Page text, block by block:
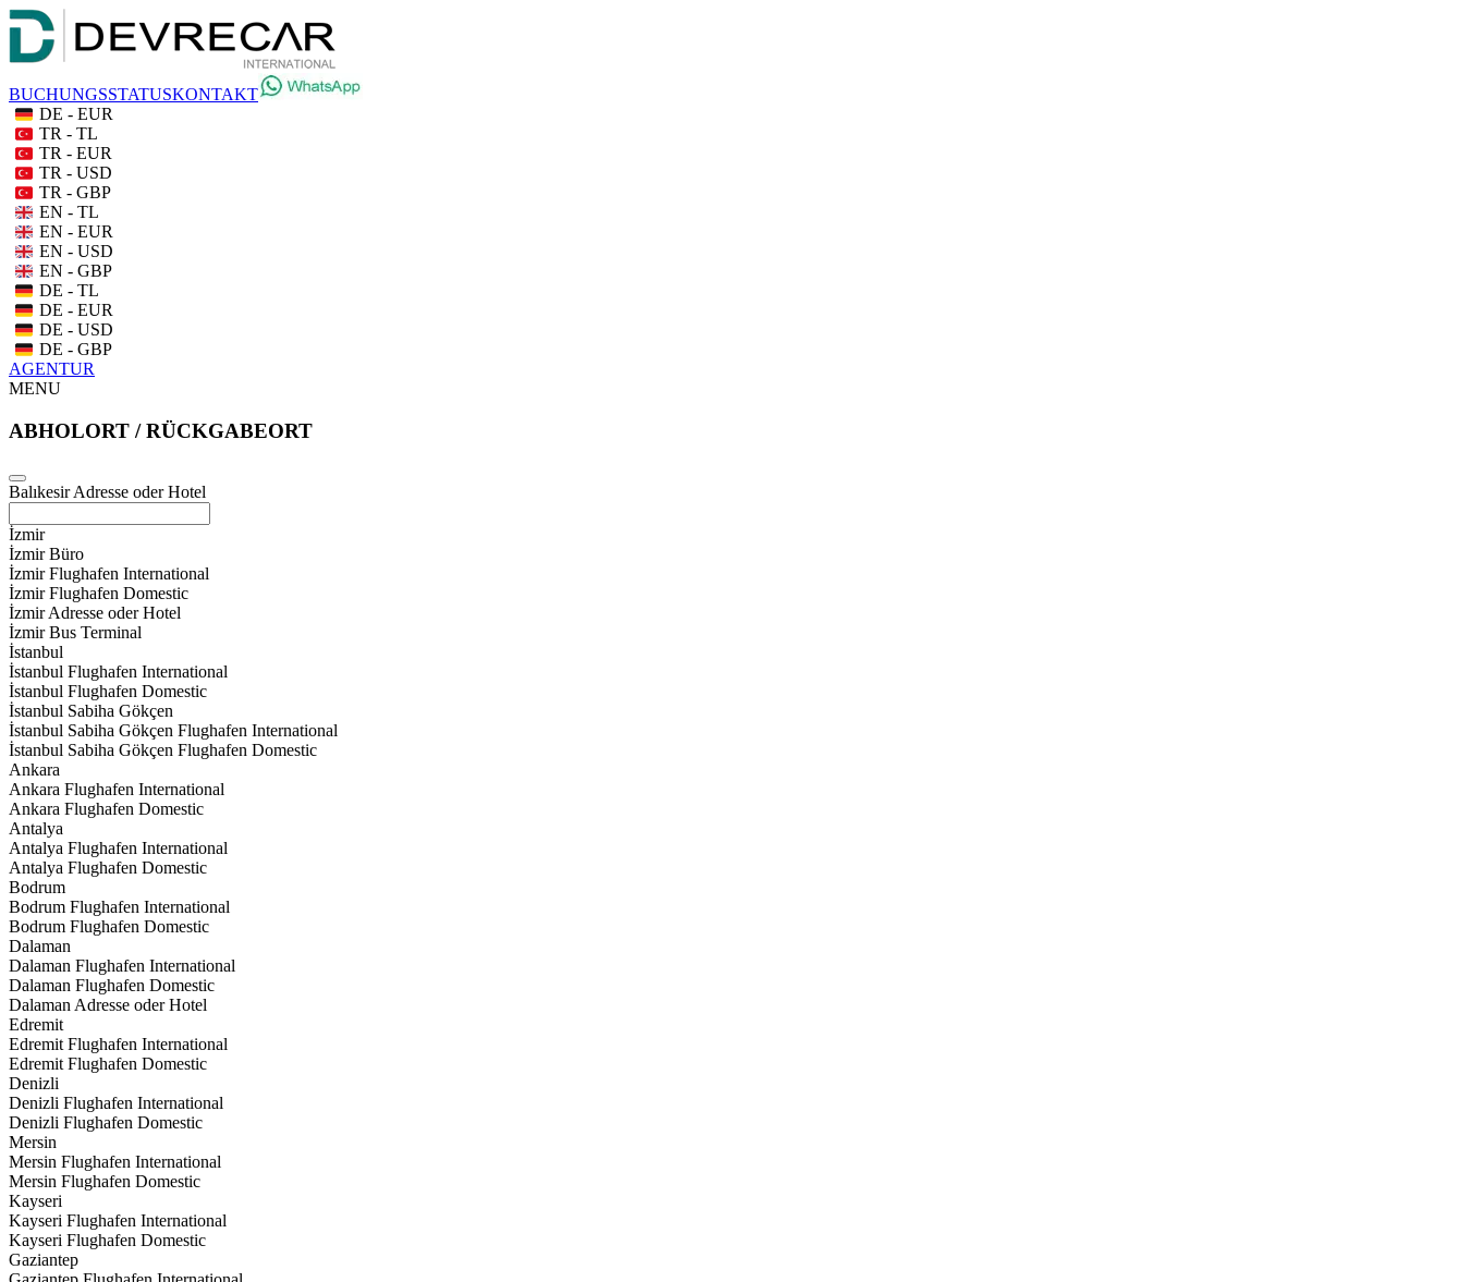
BUCHUNGSSTATUSKONTAKT
DE - EUR
TR - TL
TR - EUR
TR - USD
TR - GBP
EN - TL
EN - EUR
EN - USD
EN - GBP
DE - TL
DE - EUR
DE - USD
DE - GBP
AGENTUR
MENU
ABHOLORT / RÜCKGABEORT
Balıkesir Adresse oder Hotel
İzmir
İzmir Büro
İzmir Flughafen International
İzmir Flughafen Domestic
İzmir Adresse oder Hotel
İzmir Bus Terminal
İstanbul
İstanbul Flughafen International
İstanbul Flughafen Domestic
İstanbul Sabiha Gökçen
İstanbul Sabiha Gökçen Flughafen International
İstanbul Sabiha Gökçen Flughafen Domestic
Ankara
Ankara Flughafen International
Ankara Flughafen Domestic
Antalya
Antalya Flughafen International
Antalya Flughafen Domestic
Bodrum
Bodrum Flughafen International
Bodrum Flughafen Domestic
Dalaman
Dalaman Flughafen International
Dalaman Flughafen Domestic
Dalaman Adresse oder Hotel
Edremit
Edremit Flughafen International
Edremit Flughafen Domestic
Denizli
Denizli Flughafen International
Denizli Flughafen Domestic
Mersin
Mersin Flughafen International
Mersin Flughafen Domestic
Kayseri
Kayseri Flughafen International
Kayseri Flughafen Domestic
Gaziantep